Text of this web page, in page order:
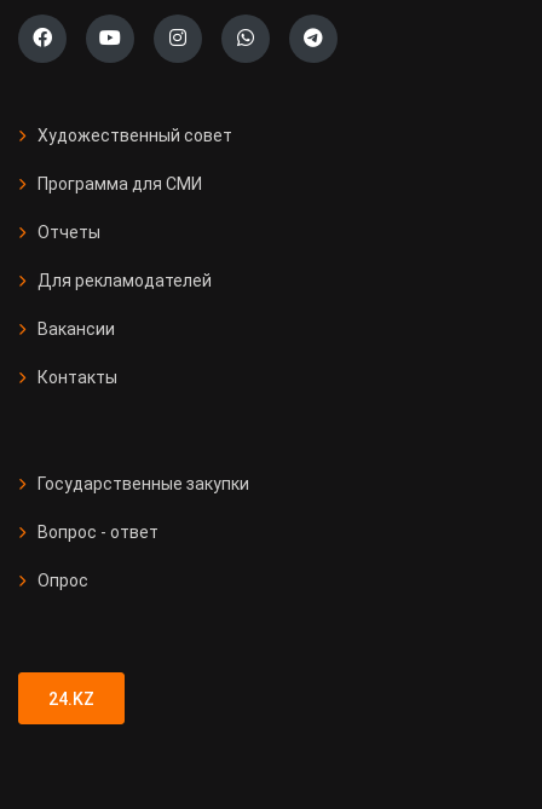
Художественный совет
Программа для СМИ
Отчеты
Для рекламодателей
Вакансии
Контакты
Государственные закупки
Вопрос - ответ
Опрос
24.KZ